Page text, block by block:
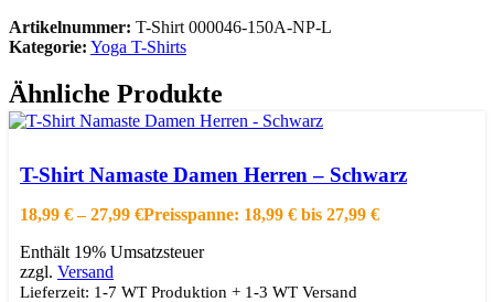
Artikelnummer: T-Shirt 000046-150A-NP-L
Kategorie: Yoga T-Shirts
Ähnliche Produkte
Schnellansicht
T-Shirt Namaste Damen Herren – Schwarz
18,99 € –27,99 €Preisspanne: 18,99 € bis 27,99 €
Enthält 19% Umsatzsteuer
zzgl. Versand
Lieferzeit: 1-7 WT Produktion + 1-3 WT Versand